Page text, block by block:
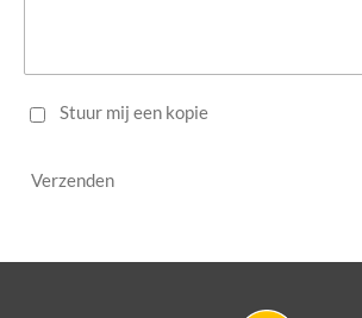
Stuur mij een kopie
Verzenden